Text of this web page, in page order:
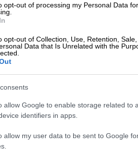
opt-out of processing my Personal Data
opt-out of Collection, Use, Retention,
Data that Is Unrelated with the
allow Google to enable storage related to
identifiers in apps.
allow my user data to be sent to Google
των Χρυσών Σκούφων 2024
«μια μέρα θα πάρω
στα γέλια